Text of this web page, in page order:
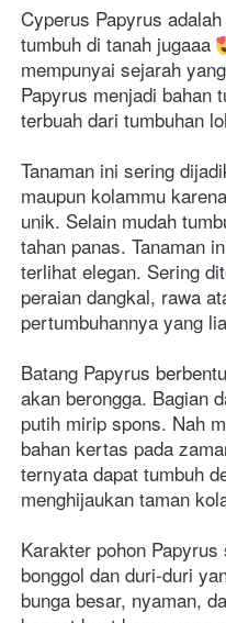
Cyperus Papyrus
tumbuh di tanah jugaaa
mempunyai sejarah
Papyrus menjadi bahan
terbuah dari tumbuhan
Tanaman ini sering
maupun kolammu
unik. Selain mudah
tahan panas. Tanaman
terlihat elegan. Sering
peraian dangkal, rawa
pertumbuhannya yang
Batang Papyrus
akan berongga. Bagian
putih mirip spons. Nah
bahan kertas pada
ternyata dapat tumbuh
menghijaukan taman
Karakter pohon
bonggol dan duri-duri
bunga besar, nyaman,